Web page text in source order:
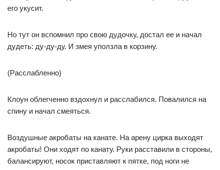
его укусит.
Но тут он вспомнил про свою дудочку, достал ее и начал
дудеть: ду-ду-ду. И змея уползла в корзину.
(Расслабленно)
Клоун облегченно вздохнул и расслабился. Повалился на
спину и начал смеяться.
Воздушные акробаты на канате. На арену цирка выходят
акробаты! Они ходят по канату. Руки расставили в стороны,
балансируют, носок приставляют к пятке, под ноги не